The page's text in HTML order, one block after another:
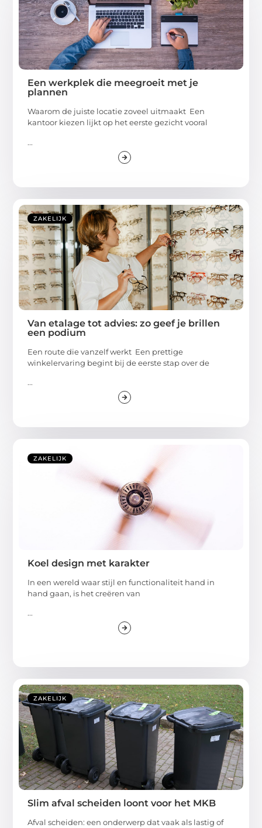
Een werkplek die meegroeit met je
plannen
Waarom de juiste locatie zoveel uitmaakt Een
kantoor kiezen lijkt op het eerste gezicht vooral
...
ZAKELIJK
Van etalage tot advies: zo geef je brillen
een podium
Een route die vanzelf werkt Een prettige
winkelervaring begint bij de eerste stap over de
...
ZAKELIJK
Koel design met karakter
In een wereld waar stijl en functionaliteit hand in
hand gaan, is het creëren van
...
ZAKELIJK
Slim afval scheiden loont voor het MKB
Afval scheiden: een onderwerp dat vaak als lastig of